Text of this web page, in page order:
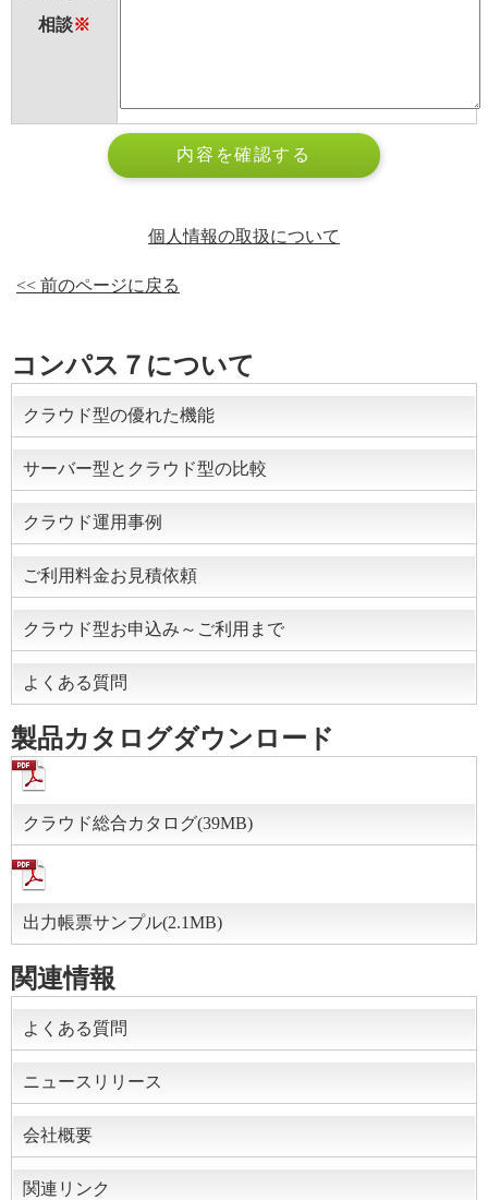
相談※
個人情報の取扱について
<< 前のページに戻る
コンパス７について
クラウド型の優れた機能
サーバー型とクラウド型の比較
クラウド運用事例
ご利用料金お見積依頼
クラウド型お申込み～ご利用まで
よくある質問
製品カタログダウンロード
クラウド総合カタログ(39MB)
出力帳票サンプル(2.1MB)
関連情報
よくある質問
ニュースリリース
会社概要
関連リンク